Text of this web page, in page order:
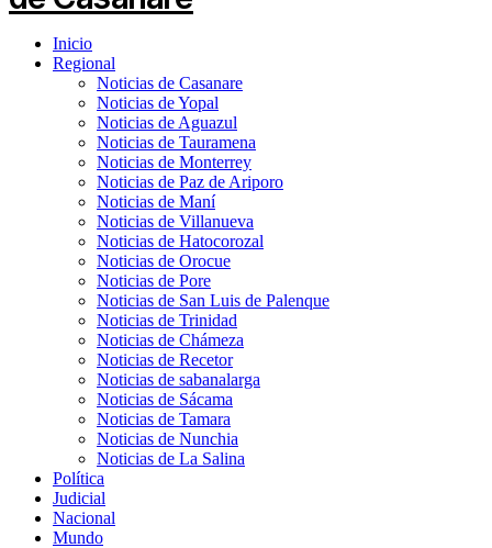
Inicio
Regional
Noticias de Casanare
Noticias de Yopal
Noticias de Aguazul
Noticias de Tauramena
Noticias de Monterrey
Noticias de Paz de Ariporo
Noticias de Maní
Noticias de Villanueva
Noticias de Hatocorozal
Noticias de Orocue
Noticias de Pore
Noticias de San Luis de Palenque
Noticias de Trinidad
Noticias de Chámeza
Noticias de Recetor
Noticias de sabanalarga
Noticias de Sácama
Noticias de Tamara
Noticias de Nunchia
Noticias de La Salina
Política
Judicial
Nacional
Mundo